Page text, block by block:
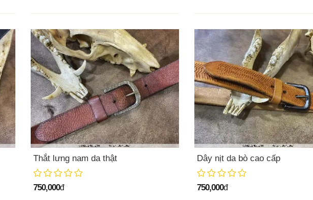
Thắt lưng nam da thật
750,000đ
Dây nịt da bò cao cấp
750,000đ